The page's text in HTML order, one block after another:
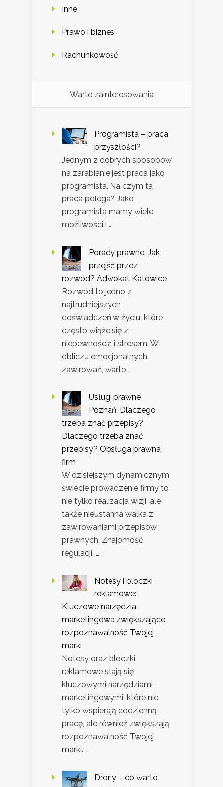
Inne
Prawo i biznes
Rachunkowość
Warte zainteresowania
Programista – praca
przyszłości?
Jednym z dobrych sposobów
na zarabianie jest praca jako
programista. Na czym ta
praca polega? Jako
programista mamy wiele
możliwości i …
Porady prawne. Jak
przejść przez
rozwód? Adwokat Katowice
Rozwód to jedno z
najtrudniejszych
doświadczeń w życiu, które
często wiąże się z
niepewnością i stresem. W
obliczu emocjonalnych
zawirowań, warto …
Usługi prawne
Poznań. Dlaczego
trzeba znać przepisy?
Dlaczego trzeba znać
przepisy? Obsługa prawna
firm
W dzisiejszym dynamicznym
świecie prowadzenie firmy to
nie tylko realizacja wizji, ale
także nieustanna walka z
zawirowaniami przepisów
prawnych. Znajomość
regulacji, …
Notesy i bloczki
reklamowe:
Kluczowe narzędzia
marketingowe zwiększające
rozpoznawalność Twojej
marki
Notesy oraz bloczki
reklamowe stają się
kluczowymi narzędziami
marketingowymi, które nie
tylko wspierają codzienną
pracę, ale również zwiększają
rozpoznawalność Twojej
marki. …
Drony – co warto